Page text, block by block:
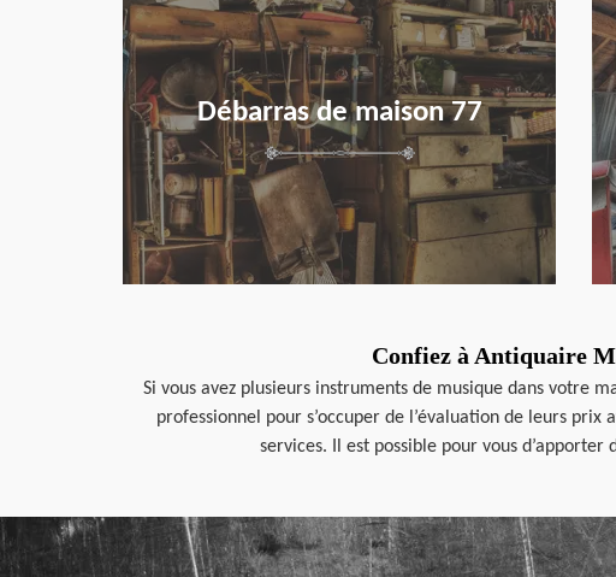
Débarras de maison 77
Confiez à Antiquaire
Si vous avez plusieurs instruments de musique dans votre
professionnel pour s’occuper de l’évaluation de leurs
services. Il est possible pour vous